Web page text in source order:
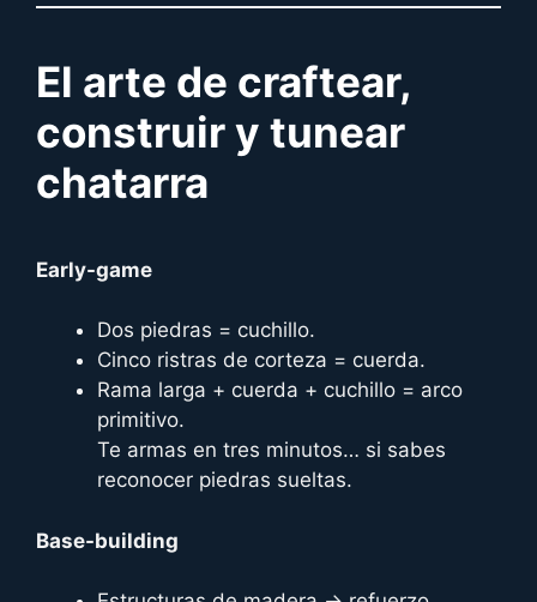
El arte de craftear,
construir y tunear
chatarra
Early-game
Dos piedras = cuchillo.
Cinco ristras de corteza = cuerda.
Rama larga + cuerda + cuchillo = arco
primitivo.
Te armas en tres minutos… si sabes
reconocer piedras sueltas.
Base-building